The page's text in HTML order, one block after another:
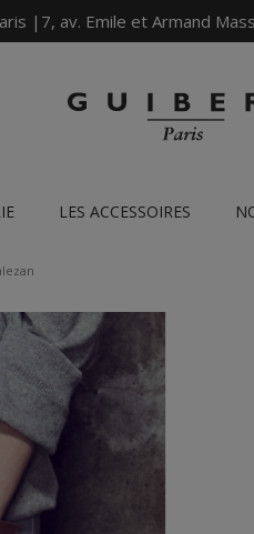
|7, av. Emile et Armand
LES ACCESSOIRES